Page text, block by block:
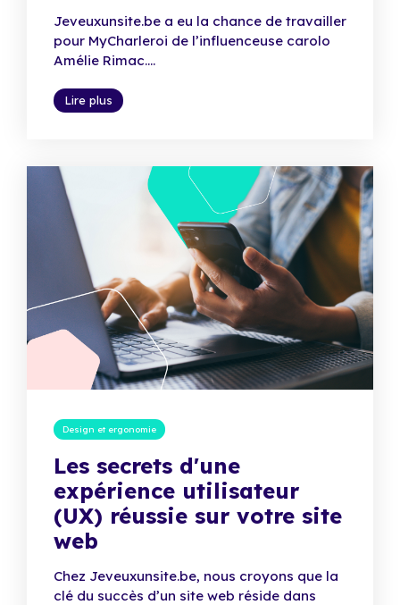
Jeveuxunsite.be a eu la chance de travailler
pour MyCharleroi de l’influenceuse carolo
Amélie Rimac....
Lire plus
Design et ergonomie
Les secrets d'une
expérience utilisateur
(UX) réussie sur votre site
web
Chez Jeveuxunsite.be, nous croyons que la
clé du succès d’un site web réside dans